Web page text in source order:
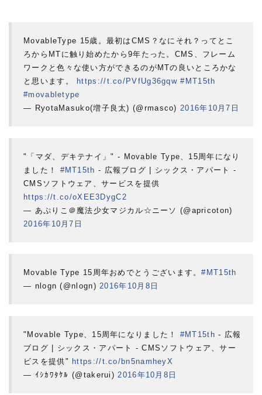
MovableType 15歳。最初はCMS？なにそれ？ってとこ
ろからMTに触り始めたから9年たった。CMS、フレーム
ワークと色々な使い方ができるのがMTの良いところかな
と思います。
https://t.co/PVfUg36gqw #MT15th
#movabletype
— RyotaMasuko(増子良太) (@rmasco) 2016年10月7日
"「マダ、デキテナイ」" - Movable Type、15周年になり
ました！ #MT15th - 広報ブログ | シックス・アパート -
CMSソフトウェア、サービスを提供
https://t.co/oXEE3DygC2
— あぷりこ＠魔法少女マジカル☆ニーソ (@apricoton)
2016年10月7日
Movable Type 15周年おめでとうございます。#MT15th
— nlogn (@nlogn) 2016年10月8日
"Movable Type、15周年になりました！ #MT15th - 広報
ブログ | シックス・アパート - CMSソフトウェア、サー
ビスを提供" https://t.co/bn5namheyX
— ｲｼｶﾜﾀｹﾙ (@takerui) 2016年10月8日